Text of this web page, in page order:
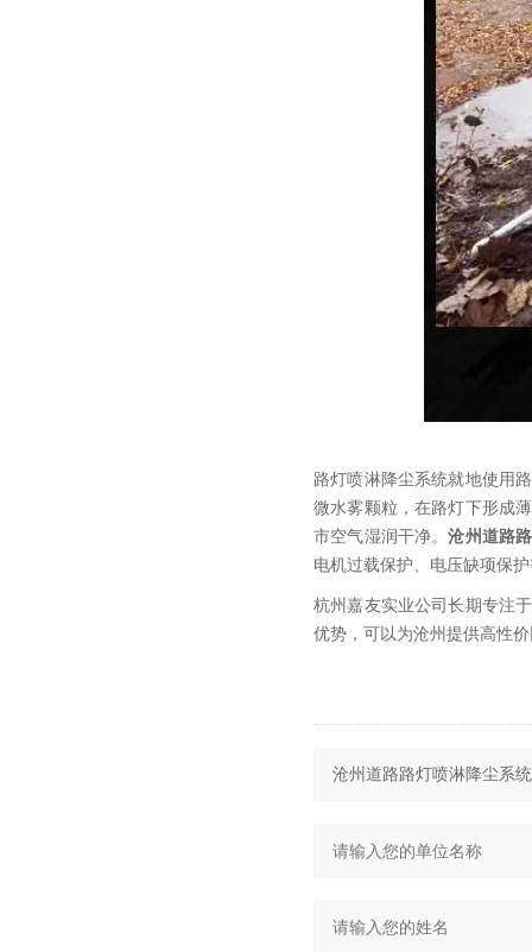
路灯喷淋降尘系统就地使用
微水雾颗粒，在路灯下形成
市空气湿润干净。沧州道路
电机过载保护、电压缺项保
杭州嘉友实业公司长期专注
优势，可以为沧州提供高性